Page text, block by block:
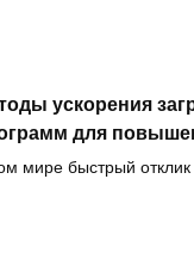
ускорения
для
мире быстрый